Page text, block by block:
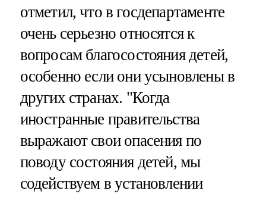
отметил, что в госдепартаменте
очень серьезно относятся к
вопросам благосостояния детей,
особенно если они усыновлены в
других странах. "Когда
иностранные правительства
выражают свои опасения по
поводу состояния детей, мы
содействуем в установлении